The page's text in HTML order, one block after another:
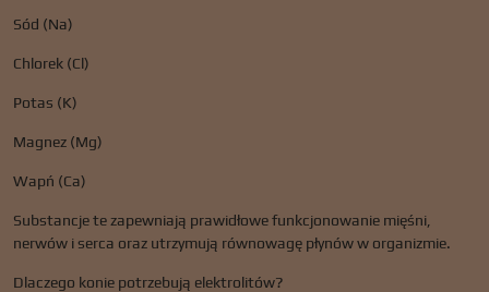
Sód (Na)
Chlorek (Cl)
Potas (K)
Magnez (Mg)
Wapń (Ca)
Substancje te zapewniają prawidłowe funkcjonowanie mięśni,
nerwów i serca oraz utrzymują równowagę płynów w organizmie.
Dlaczego konie potrzebują elektrolitów?